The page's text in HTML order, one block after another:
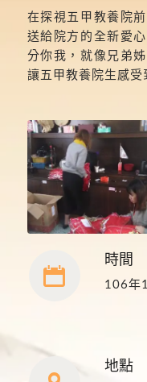
在探視五甲教養院
送給院方的全新愛
分你我，就像兄弟
讓五甲教養院生感受
時間
106年
地點